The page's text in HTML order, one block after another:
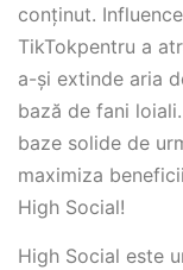
conținut.
TikTokpentru a
a-și extinde aria
bază de fani
baze solide de
maximiza
High Social!
High Social este